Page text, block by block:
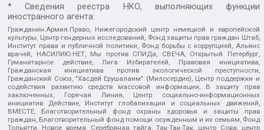
* Сведения реестра НКО, выполняющих функции
иностранного агента:
Гражданин.Армия.Право, Нижегородский центр немецкой и европейской
культуры, Центр гендерных исследований, Фонд защиты прав граждан Штаб,
Институт права и публичной политики, Фонд борьбы с коррупцией, Альянс
врачей, НАСИЛИЮ.НЕТ, Мы против СПИДа, СВЕЧА, Открытый Петербург,
Гуманитарное действие, Лига Избирателей, Правовая инициатива,
Гражданская инициатива против экологической преступности,
Гражданский Союз, "Хасдей Ерушалаим" (Милосердие), Центр поддержки и
содействия развитию средств массовой информации, В защиту прав
заключенных, Горячая Линия, Центр социально-информационных
инициатив Действие, Институт глобализации и социальных движений,
ВМЕСТЕ, Благотворительный фонд охраны здоровья и защиты прав
граждан, Благотворительный фонд помощи осужденным и их семьям, Фонд
Тольятти, Новое время, Серебряная тайга, Так-Так-Так, центр Сова, центр